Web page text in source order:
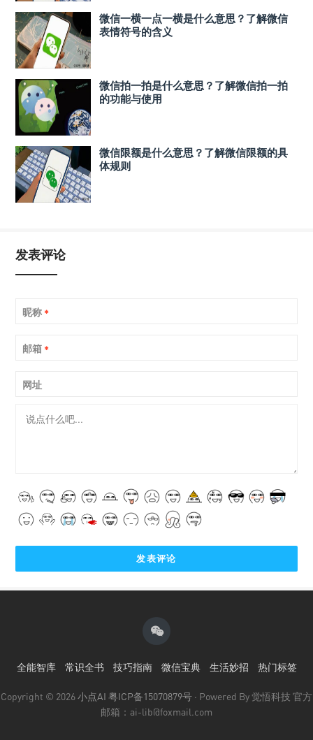
微信一横一点一横是什么意思？了解微信
表情符号的含义
微信拍一拍是什么意思？了解微信拍一拍
的功能与使用
微信限额是什么意思？了解微信限额的具
体规则
发表评论
昵称 *
邮箱 *
网址
全能智库 常识全书 技巧指南 微信宝典 生活妙招 热门标签
Copyright © 2026小点AI 粤ICP备15070879号 · Powered By 觉悟科技 官方
邮箱：ai-lib@foxmail.com